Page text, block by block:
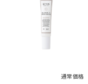
通常価格